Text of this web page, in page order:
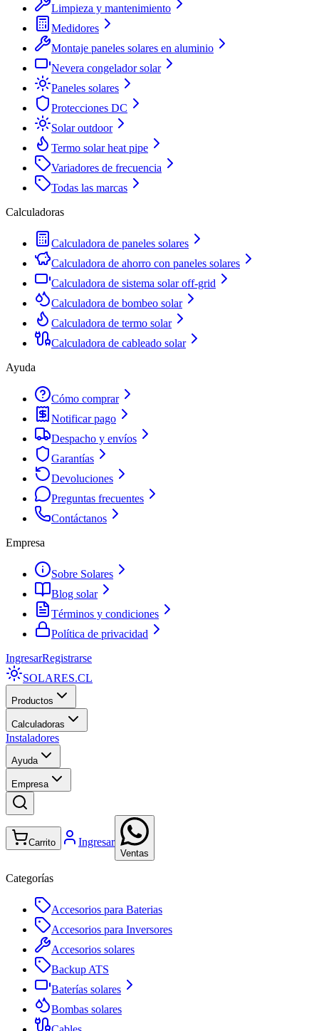
Limpieza y mantenimiento
Medidores
Montaje paneles solares en aluminio
Nevera congelador solar
Paneles solares
Protecciones DC
Solar outdoor
Termo solar heat pipe
Variadores de frecuencia
Todas las marcas
Calculadoras
Calculadora de paneles solares
Calculadora de ahorro con paneles solares
Calculadora de sistema solar off-grid
Calculadora de bombeo solar
Calculadora de termo solar
Calculadora de cableado solar
Ayuda
Cómo comprar
Notificar pago
Despacho y envíos
Garantías
Devoluciones
Preguntas frecuentes
Contáctanos
Empresa
Sobre Solares
Blog solar
Términos y condiciones
Política de privacidad
IngresarRegistrarse
SOLARES.CL
Productos
Calculadoras
Instaladores
Ayuda
Empresa
Carrito Ingresar
Ventas
Categorías
Accesorios para Baterias
Accesorios para Inversores
Accesorios solares
Backup ATS
Baterías solares
Bombas solares